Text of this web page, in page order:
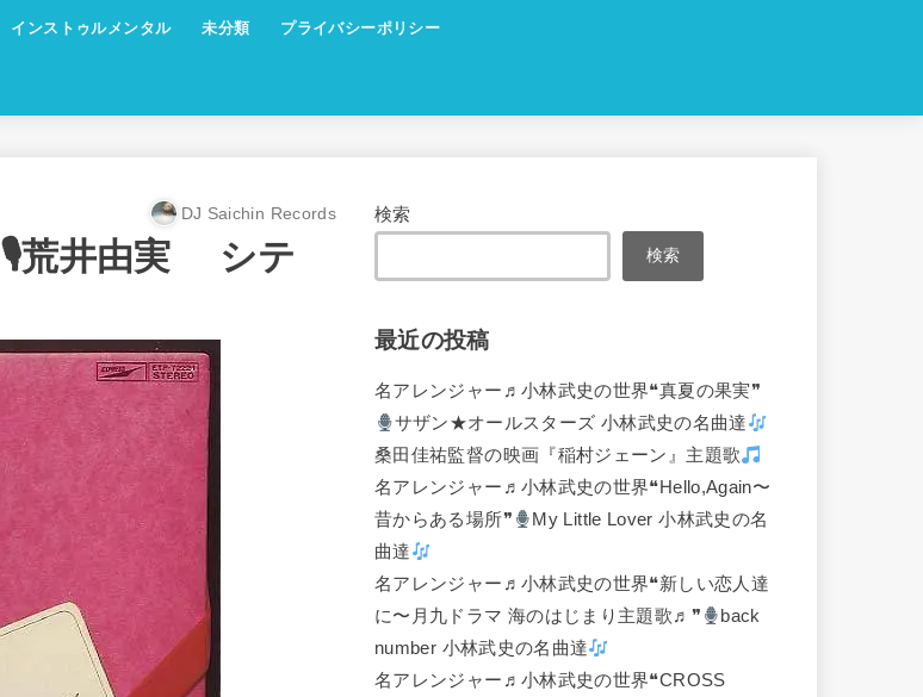
インストゥルメンタル 未分類 プライバシーポリシー
DJ Saichin Records
🎙荒井由実 シテ
検索
検索
最近の投稿
名アレンジャー♬ 小林武史の世界❝真夏の果実❞
サザン★オールスターズ 小林武史の名曲達
桑田佳祐監督の映画『稲村ジェーン』主題歌
名アレンジャー♬ 小林武史の世界❝Hello,Again〜
昔からある場所❞
My Little Lover 小林武史の名
曲達
名アレンジャー♬ 小林武史の世界❝新しい恋人達
に〜月九ドラマ 海のはじまり主題歌♬❞
back
number 小林武史の名曲達
名アレンジャー♬ 小林武史の世界❝CROSS